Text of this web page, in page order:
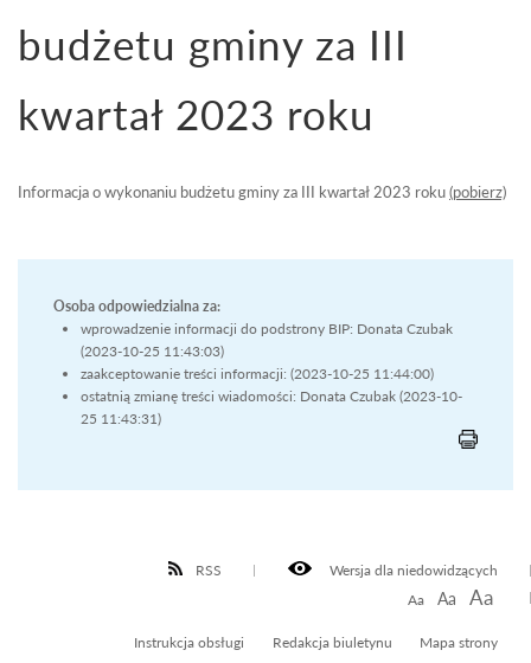
Wersja dla niedowidzących
RSS
Aa Aa Aa
Instrukcja obsługi Redakcja biuletynu Mapa strony
budżetu gminy za III
kwartał 2023 roku
Informacja o wykonaniu budżetu gminy za III kwartał 2023 roku(pobierz)
Osoba odpowiedzialna za:
wprowadzenie informacji do podstrony BIP: Donata Czubak
(2023-10-25 11:43:03)
zaakceptowanie treści informacji: (2023-10-25 11:44:00)
ostatnią zmianę treści wiadomości: Donata Czubak (2023-10-
25 11:43:31)